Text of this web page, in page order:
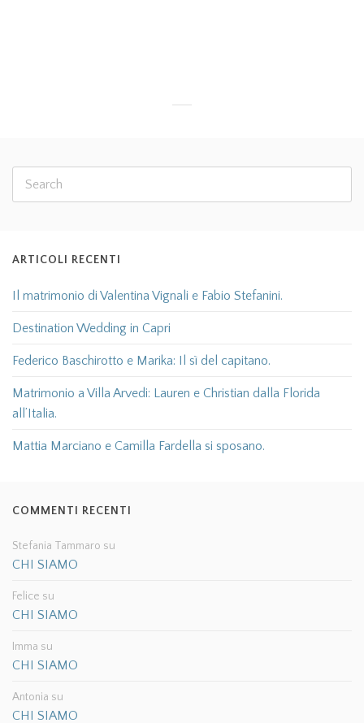
ARTICOLI RECENTI
Il matrimonio di Valentina Vignali e Fabio Stefanini.
Destination Wedding in Capri
Federico Baschirotto e Marika: Il sì del capitano.
Matrimonio a Villa Arvedi: Lauren e Christian dalla Florida
all’Italia.
Mattia Marciano e Camilla Fardella si sposano.
COMMENTI RECENTI
Stefania Tammaro su
CHI SIAMO
Felice su
CHI SIAMO
Imma su
CHI SIAMO
Antonia su
CHI SIAMO